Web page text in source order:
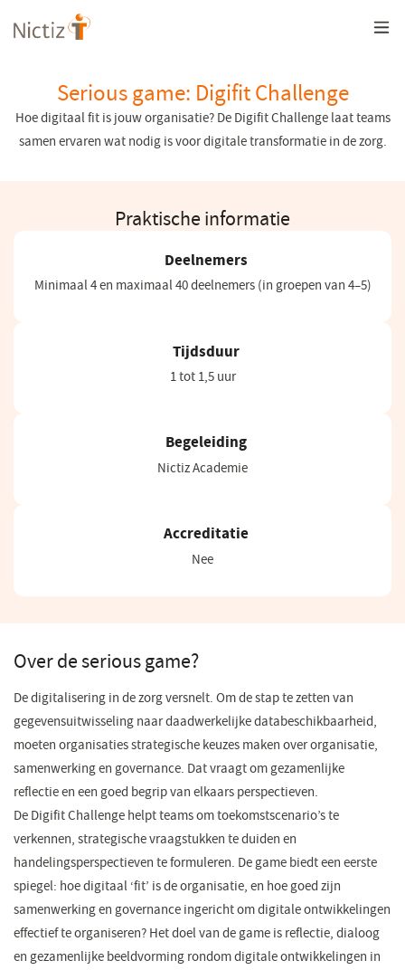
Overslaan
en
Serious game: Digifit Challenge
Hoe digitaal fit is jouw organisatie? De Digifit Challenge laat teams
samen ervaren wat nodig is voor digitale transformatie in de zorg.
Praktische informatie
Deelnemers
Minimaal 4 en maximaal 40 deelnemers (in groepen van 4–5)
Tijdsduur
1 tot 1,5 uur
Begeleiding
Nictiz Academie
Accreditatie
Nee
Over de serious game?
De digitalisering in de zorg versnelt. Om de stap te zetten van
gegevensuitwisseling naar daadwerkelijke databeschikbaarheid,
moeten organisaties strategische keuzes maken over organisatie,
samenwerking en governance. Dat vraagt om gezamenlijke
reflectie en een goed begrip van elkaars perspectieven.
De Digifit Challenge helpt teams om toekomstscenario’s te
verkennen, strategische vraagstukken te duiden en
handelingsperspectieven te formuleren. De game biedt een eerste
spiegel: hoe digitaal ‘fit’ is de organisatie, en hoe goed zijn
samenwerking en governance ingericht om digitale ontwikkelingen
effectief te organiseren? Het doel van de game is reflectie, dialoog
en gezamenlijke beeldvorming rondom digitale ontwikkelingen in